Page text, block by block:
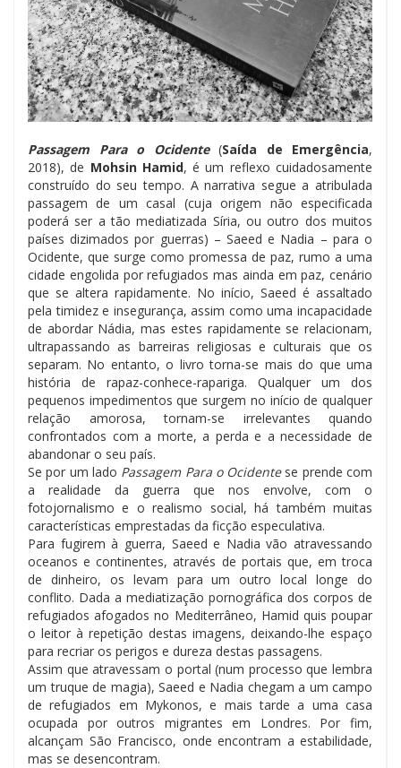
Passagem Para o Ocidente(Saída de Emergência,
2018), de Mohsin Hamid, é um reflexo cuidadosamente
construído do seu tempo. A narrativa segue a atribulada
passagem de um casal (cuja origem não especificada
poderá ser a tão mediatizada Síria, ou outro dos muitos
países dizimados por guerras) – Saeed e Nadia – para o
Ocidente, que surge como promessa de paz, rumo a uma
cidade engolida por refugiados mas ainda em paz, cenário
que se altera rapidamente. No início, Saeed é assaltado
pela timidez e insegurança, assim como uma incapacidade
de abordar Nádia, mas estes rapidamente se relacionam,
ultrapassando as barreiras religiosas e culturais que os
separam. No entanto, o livro torna-se mais do que uma
história de rapaz-conhece-rapariga. Qualquer um dos
pequenos impedimentos que surgem no início de qualquer
relação amorosa, tornam-se irrelevantes quando
confrontados com a morte, a perda e a necessidade de
abandonar o seu país.
Se por um lado Passagem Para o Ocidentese prende com
a realidade da guerra que nos envolve, com o
fotojornalismo e o realismo social, há também muitas
características emprestadas da ficção especulativa.
Para fugirem à guerra, Saeed e Nadia vão atravessando
oceanos e continentes, através de portais que, em troca
de dinheiro, os levam para um outro local longe do
conflito. Dada a mediatização pornográfica dos corpos de
refugiados afogados no Mediterrâneo, Hamid quis poupar
o leitor à repetição destas imagens, deixando-lhe espaço
para recriar os perigos e dureza destas passagens.
Assim que atravessam o portal (num processo que lembra
um truque de magia), Saeed e Nadia chegam a um campo
de refugiados em Mykonos, e mais tarde a uma casa
ocupada por outros migrantes em Londres. Por fim,
alcançam São Francisco, onde encontram a estabilidade,
mas se desencontram.